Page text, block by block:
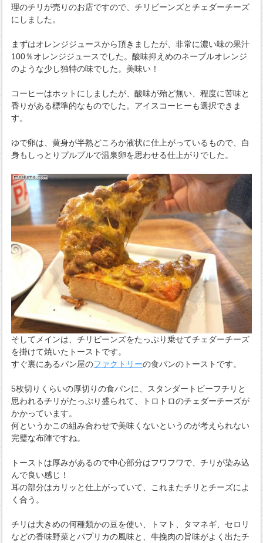
理のチリが売りのお店ですので、チリビーンズとチェダーチーズ
にしました。
まずはオレンジジュースから頂きましたが、非常に濃い味の果汁
100％オレンジジュースでした。酸味抑えめのネーブルオレンジ
のような少し独特の味でした。美味い！
コーヒーはホットにしましたが、酸味が殆ど無い、程度に苦味と
香りがある標準的なものでした。アイスコーヒーも選択できま
す。
ゆで卵は、黄身が半熟どころか液状に仕上がっているもので、白
身もしっとりプルプルで温泉卵を思わせる仕上がりでした。
そしてメインは、チリビーンズをたっぷり乗せてチェダーチーズ
を掛けて焼いたトーストです。
すぐ裏にあるパン屋のファクトリーの食パンのトーストです。
5枚切りくらいの厚切りの食パンに、スタンダートビーフチリと
思われるチリがたっぷり盛られて、トロトロのチェダーチーズが
かかっています。
何というかこの組み合わせで美味くないというのが考えられない
完璧な布陣ですね。
トーストは厚みがあるので中心部分はフワフワで、チリが染み込
んで良い感じ！
耳の部分はカリッと仕上がっていて、これまたチリとチーズによ
く合う。
チリは大きめの何種類かの豆を使い、トマト、タマネギ、セロリ
などの香味野菜とパプリカの風味と、牛挽肉の旨味がよく出たチ